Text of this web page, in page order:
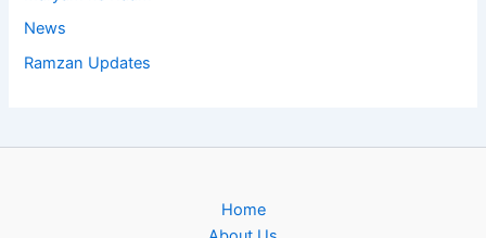
News
Ramzan Updates
Home